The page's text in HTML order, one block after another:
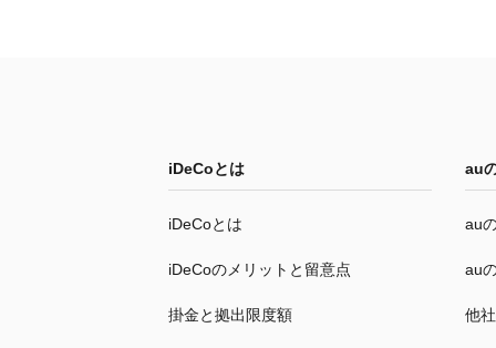
iDeCoとは
iDeCoとは
iDeCoのメリットと留意点
掛金と拠出限度額
au
au
au
他